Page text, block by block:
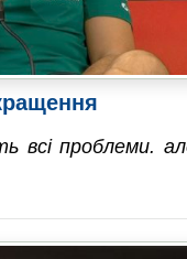
всі проблеми.